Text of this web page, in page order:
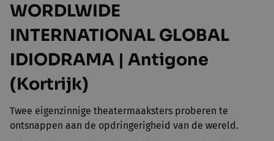
WORDLWIDE
INTERNATIONAL GLOBAL
IDIODRAMA | Antigone
(Kortrijk)
Twee eigenzinnige theatermaaksters proberen te
ontsnappen aan de opdringerigheid van de wereld.